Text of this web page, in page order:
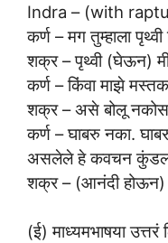
Indra – (with
कर्ण – मग तुम्हाला
शक्र – पृथ्वी (घेऊन)
कर्ण – किंवा माझे
शक्र – असे बोलू
कर्ण – घाबरु नका.
असलेले हे कवचन
शक्र – (आनंदी होऊन)
(ई) माध्यमभाषया